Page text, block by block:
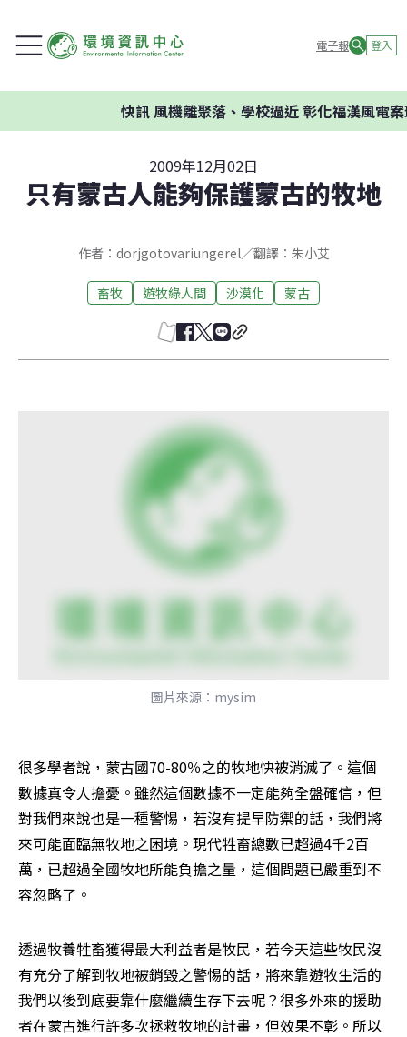
電子報 登入
快訊風機離聚落、學校過近 彰化福漢風電案環
2009年12月02日
只有蒙古人能夠保護蒙古的牧地
作者：dorjgotovariungerel／翻譯：朱小艾
畜牧 遊牧綠人間 沙漠化 蒙古
圖片來源：mysim
很多學者說，蒙古國70-80％之的牧地快被消滅了。這個
數據真令人擔憂。雖然這個數據不一定能夠全盤確信，但
對我們來說也是一種警惕，若沒有提早防禦的話，我們將
來可能面臨無牧地之困境。現代牲畜總數已超過4千2百
萬，已超過全國牧地所能負擔之量，這個問題已嚴重到不
容忽略了。
透過牧養牲畜獲得最大利益者是牧民，若今天這些牧民沒
有充分了解到牧地被銷毀之警惕的話，將來靠遊牧生活的
我們以後到底要靠什麼繼續生存下去呢？很多外來的援助
者在蒙古進行許多次拯救牧地的計畫，但效果不彰。所以